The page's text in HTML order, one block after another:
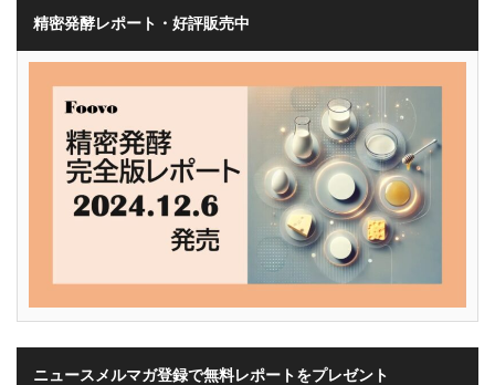
精密発酵レポート・好評販売中
ニュースメルマガ登録で無料レポートをプレゼント